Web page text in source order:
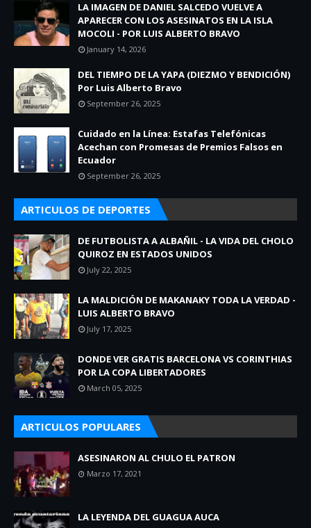
LA IMAGEN DE DANIEL SALCEDO VUELVE A
APARECER CON LOS ASESINATOS EN LA ISLA
MOCOLI - POR LUIS ALBERTO BRAVO
January 14, 2026
DEL TIEMPO DE LA YAPA (DIEZMO Y BENDICIÓN)
Por Luis Alberto Bravo
September 26, 2025
Cuidado en la Línea: Estafas Telefónicas
Acechan con Promesas de Premios Falsos en
Ecuador
September 26, 2025
ARTICULOS DE DEPORTES
DE FUTBOLISTA A ALBAÑIL - LA VIDA DEL CHOLO
QUIROZ EN ESTADOS UNIDOS
July 22, 2025
LA MALDICIÓN DE MAKANAKY TODA LA VERDAD -
LUIS ALBERTO BRAVO
July 17, 2025
DONDE VER GRATIS BARCELONA VS CORINTHIAS
POR LA COPA LIBERTADORES
March 05, 2025
ARTICULOS POPULARES
ASESINARON AL CHULO EL PATRON
Marzo 17, 2021
LA LEYENDA DEL GUAGUA AUCA